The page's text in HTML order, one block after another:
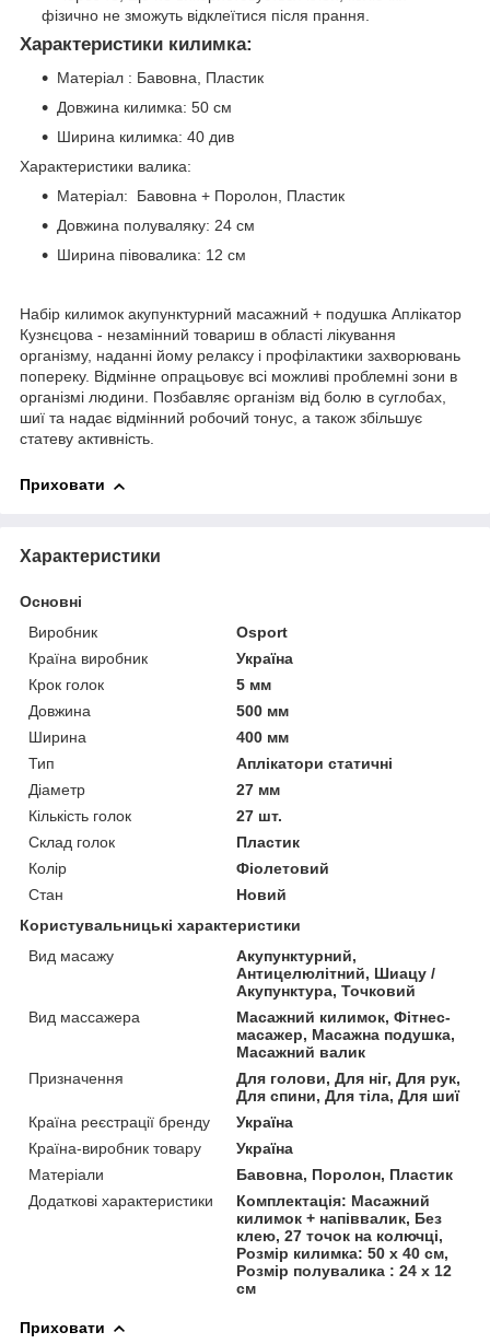
фізично не зможуть відклеїтися після прання.
Характеристики килимка:
Матеріал : Бавовна, Пластик
Довжина килимка: 50 см
Ширина килимка: 40 див
Характеристики валика:
Матеріал: Бавовна + Поролон, Пластик
Довжина полуваляку: 24 см
Ширина півовалика: 12 см
Набір килимок акупунктурний масажний + подушка Аплікатор
Кузнєцова - незамінний товариш в області лікування
організму, наданні йому релаксу і профілактики захворювань
попереку. Відмінне опрацьовує всі можливі проблемні зони в
організмі людини. Позбавляє організм від болю в суглобах,
шиї та надає відмінний робочий тонус, а також збільшує
статеву активність.
Приховати
Характеристики
Основні
Виробник
Osport
Країна виробник
Україна
Крок голок
5 мм
Довжина
500 мм
Ширина
400 мм
Тип
Аплікатори статичні
Діаметр
27 мм
Кількість голок
27 шт.
Склад голок
Пластик
Колір
Фіолетовий
Стан
Новий
Користувальницькі характеристики
Вид масажу
Акупунктурний,
Антицелюлітний, Шиацу /
Акупунктура, Точковий
Вид массажера
Масажний килимок, Фітнес-
масажер, Масажна подушка,
Масажний валик
Призначення
Для голови, Для ніг, Для рук,
Для спини, Для тіла, Для шиї
Країна реєстрації бренду
Україна
Країна-виробник товару
Україна
Матеріали
Бавовна, Поролон, Пластик
Додаткові характеристики
Комплектація: Масажний
килимок + напіввалик, Без
клею, 27 точок на колючці,
Розмір килимка: 50 х 40 см,
Розмір полувалика : 24 х 12
см
Приховати